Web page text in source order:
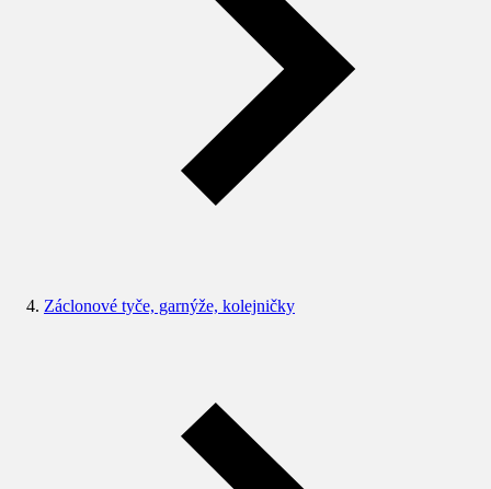
Záclonové tyče, garnýže, kolejničky